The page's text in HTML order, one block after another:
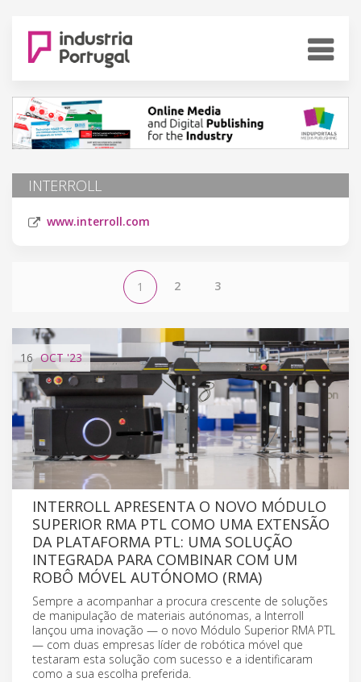
INTERROLL
www.interroll.com
1 2 3
16 OCT'23
INTERROLL APRESENTA O NOVO MÓDULO
SUPERIOR RMA PTL COMO UMA EXTENSÃO
DA PLATAFORMA PTL: UMA SOLUÇÃO
INTEGRADA PARA COMBINAR COM UM
ROBÔ MÓVEL AUTÓNOMO (RMA)
Sempre a acompanhar a procura crescente de soluções
de manipulação de materiais autónomas, a Interroll
lançou uma inovação — o novo Módulo Superior RMA PTL
— com duas empresas líder de robótica móvel que
testaram esta solução com sucesso e a identificaram
como a sua escolha preferida.